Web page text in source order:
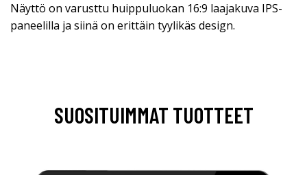
Näyttö on varusttu huippuluokan 16:9 laajakuva IPS-
paneelilla ja siinä on erittäin tyylikäs design.
SUOSITUIMMAT TUOTTEET